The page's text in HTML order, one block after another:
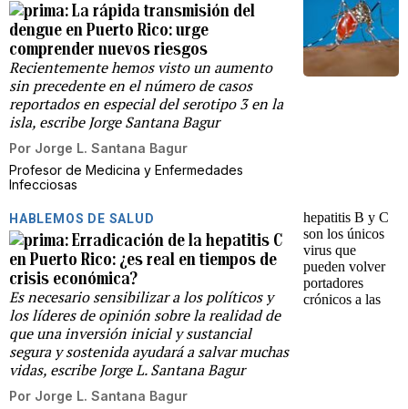
La rápida transmisión del
dengue en Puerto Rico: urge
comprender nuevos riesgos
Recientemente hemos visto un aumento
sin precedente en el número de casos
reportados en especial del serotipo 3 en la
isla, escribe Jorge Santana Bagur
Por Jorge L. Santana Bagur
Profesor de Medicina y Enfermedades
Infecciosas
HABLEMOS DE SALUD
Erradicación de la hepatitis C
en Puerto Rico: ¿es real en tiempos de
crisis económica?
Es necesario sensibilizar a los políticos y
los líderes de opinión sobre la realidad de
que una inversión inicial y sustancial
segura y sostenida ayudará a salvar muchas
vidas, escribe Jorge L. Santana Bagur
Por Jorge L. Santana Bagur